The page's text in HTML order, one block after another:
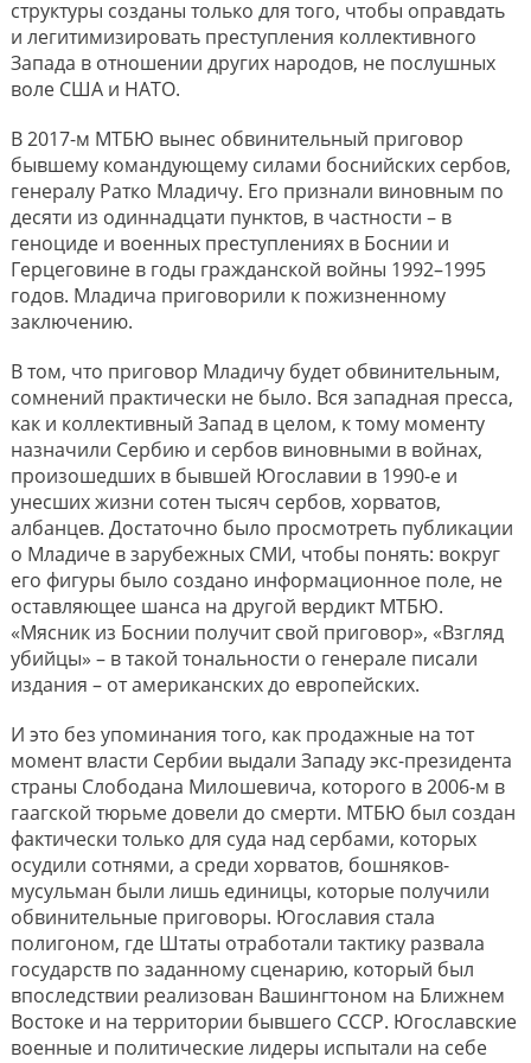
структуры созданы только для того, чтобы оправдать
и легитимизировать преступления коллективного
Запада в отношении других народов, не послушных
воле США и НАТО.
В 2017-м МТБЮ вынес обвинительный приговор
бывшему командующему силами боснийских сербов,
генералу Ратко Младичу. Его признали виновным по
десяти из одиннадцати пунктов, в частности – в
геноциде и военных преступлениях в Боснии и
Герцеговине в годы гражданской войны 1992–1995
годов. Младича приговорили к пожизненному
заключению.
В том, что приговор Младичу будет обвинительным,
сомнений практически не было. Вся западная пресса,
как и коллективный Запад в целом, к тому моменту
назначили Сербию и сербов виновными в войнах,
произошедших в бывшей Югославии в 1990-е и
унесших жизни сотен тысяч сербов, хорватов,
албанцев. Достаточно было просмотреть публикации
о Младиче в зарубежных СМИ, чтобы понять: вокруг
его фигуры было создано информационное поле, не
оставляющее шанса на другой вердикт МТБЮ.
«Мясник из Боснии получит свой приговор», «Взгляд
убийцы» – в такой тональности о генерале писали
издания – от американских до европейских.
И это без упоминания того, как продажные на тот
момент власти Сербии выдали Западу экс-президента
страны Слободана Милошевича, которого в 2006-м в
гаагской тюрьме довели до смерти. МТБЮ был создан
фактически только для суда над сербами, которых
осудили сотнями, а среди хорватов, бошняков-
мусульман были лишь единицы, которые получили
обвинительные приговоры. Югославия стала
полигоном, где Штаты отработали тактику развала
государств по заданному сценарию, который был
впоследствии реализован Вашингтоном на Ближнем
Востоке и на территории бывшего СССР. Югославские
военные и политические лидеры испытали на себе